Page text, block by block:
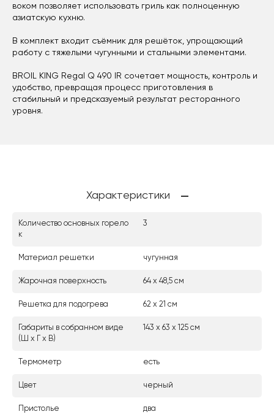
воком позволяет использовать гриль как полноценную
азиатскую кухню.
В комплект входит съёмник для решёток, упрощающий
работу с тяжелыми чугунными и стальными элементами.
BROIL KING Regal Q 490 IR сочетает мощность, контроль и
удобство, превращая процесс приготовления в
стабильный и предсказуемый результат ресторанного
уровня.
Характеристики
Количество основных горело
к
3
Материал решетки чугунная
Жарочная поверхность 64 x 48,5 см
Решетка для подогрева 62 x 21 см
Габариты в собранном виде
(Ш х Г х В)
143 х 63 х 125 см
Термометр есть
Цвет черный
Пристолье два